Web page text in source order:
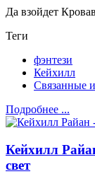
Да взойдет
Теги
фэнтези
Кейхилл
Связанные
Подробнее ...
Кейхилл
свет